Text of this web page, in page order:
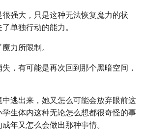
强大，只是这种无法恢复魔力的状
单独行动的能力。
力所限制。
，有可能是再次回到那个黑暗空间，
逃出来，她又怎么可能会放弃眼前这
生体内这种无论怎么想都很奇怪的事
年又怎么会做出那种事情。